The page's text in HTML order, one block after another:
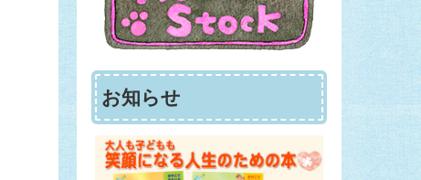
お知らせ